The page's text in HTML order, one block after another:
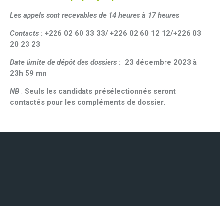
Les appels sont recevables de 14 heures à 17 heures
Contacts : +226 02 60 33 33/ +226 02 60 12 12/+226 03
20 23 23
Date limite de dépôt des dossiers : 23 décembre 2023 à
23h 59 mn
NB : Seuls les candidats présélectionnés seront
contactés pour les compléments de dossier.